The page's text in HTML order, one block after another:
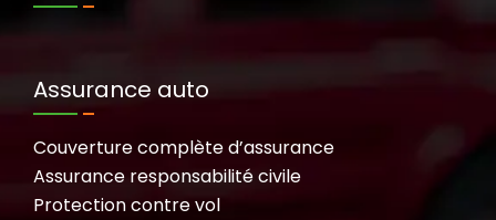
Assurance auto
Couverture complète d’assurance
Assurance responsabilité civile
Protection contre vol